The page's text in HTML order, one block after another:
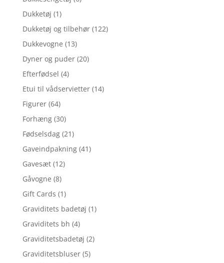
Dukketøj (1)
Dukketøj og tilbehør (122)
Dukkevogne (13)
Dyner og puder (20)
Efterfødsel (4)
Etui til vådservietter (14)
Figurer (64)
Forhæng (30)
Fødselsdag (21)
Gaveindpakning (41)
Gavesæt (12)
Gåvogne (8)
Gift Cards (1)
Graviditets badetøj (1)
Graviditets bh (4)
Graviditetsbadetøj (2)
Graviditetsbluser (5)